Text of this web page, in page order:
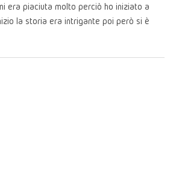
era piaciuta molto perciò ho iniziato a
la storia era intrigante poi però si è